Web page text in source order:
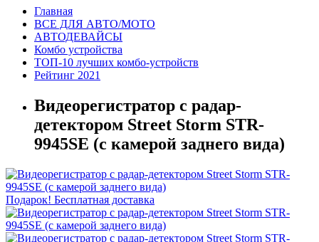
Главная
ВСЕ ДЛЯ АВТО/МОТО
АВТОДЕВАЙСЫ
Комбо устройства
ТОП-10 лучших комбо-устройств
Рейтинг 2021
Видеорегистратор с радар-
детектором Street Storm STR-
9945SE (с камерой заднего вида)
Подарок! Бесплатная доставка